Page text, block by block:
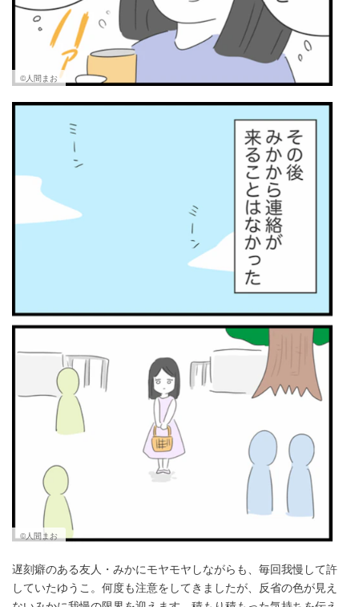
©人間まお
©人間まお
遅刻癖のある友人・みかにモヤモヤしながらも、毎回我慢して許
していたゆうこ。何度も注意をしてきましたが、反省の色が見え